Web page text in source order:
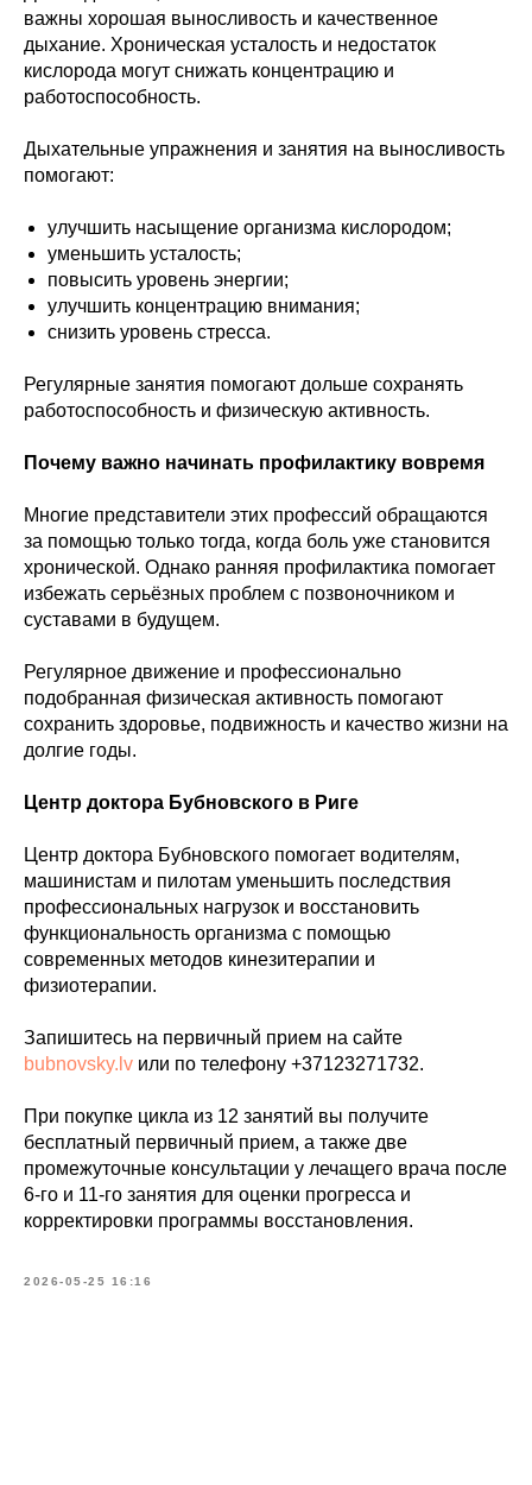
важны хорошая выносливость и качественное
дыхание. Хроническая усталость и недостаток
кислорода могут снижать концентрацию и
работоспособность.
Дыхательные упражнения и занятия на выносливость
помогают:
улучшить насыщение организма кислородом;
уменьшить усталость;
повысить уровень энергии;
улучшить концентрацию внимания;
снизить уровень стресса.
Регулярные занятия помогают дольше сохранять
работоспособность и физическую активность.
Почему важно начинать профилактику вовремя
Многие представители этих профессий обращаются
за помощью только тогда, когда боль уже становится
хронической. Однако ранняя профилактика помогает
избежать серьёзных проблем с позвоночником и
суставами в будущем.
Регулярное движение и профессионально
подобранная физическая активность помогают
сохранить здоровье, подвижность и качество жизни на
долгие годы.
Центр доктора Бубновского в Риге
Центр доктора Бубновского помогает водителям,
машинистам и пилотам уменьшить последствия
профессиональных нагрузок и восстановить
функциональность организма с помощью
современных методов кинезитерапии и
физиотерапии.
Запишитесь на первичный прием на сайте
bubnovsky.lv или по телефону +37123271732.
При покупке цикла из 12 занятий вы получите
бесплатный первичный прием, а также две
промежуточные консультации у лечащего врача после
6-го и 11-го занятия для оценки прогресса и
корректировки программы восстановления.
2026-05-25 16:16